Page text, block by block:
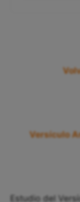
Versículo
Estudio del